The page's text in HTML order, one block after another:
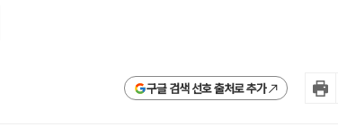
구글 검색 선호 출처로 추가